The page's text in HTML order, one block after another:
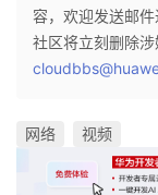
容，欢迎发送邮
社区将立刻删除涉
网络 视频